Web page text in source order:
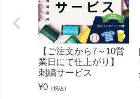
【ご注文から7～10営
業日にて仕上がり】
刺繍サービス
¥0 （税込）